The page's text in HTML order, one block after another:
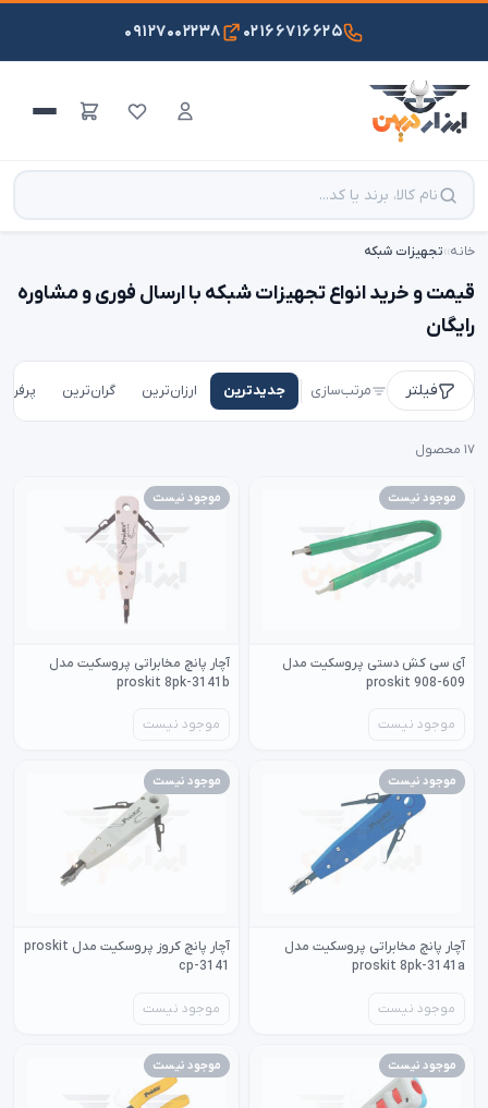
۰۲۱۶۶۷۱۶۶۲۵ ۰۹۱۲۷۰۰۲۲۳۸
خانه›
›تجهیزات شبکه
قیمت و خرید انواع تجهیزات شبکه با ارسال فوری و مشاوره
رایگان
فیلتر مرتب‌سازی جدیدترین ارزان‌ترین گران‌ترین
۱۷ محصول
موجود نیست
آی سی کش دستی پروسکیت مدل
proskit 908-609
موجود نیست
موجود نیست
آچار پانچ مخابراتی پروسکیت مدل
proskit 8pk-3141b
موجود نیست
موجود نیست
آچار پانچ مخابراتی پروسکیت مدل
proskit 8pk-3141a
موجود نیست
موجود نیست
آچار پانچ کروز پروسکیت مدل proskit
cp-3141
موجود نیست
موجود نیست موجود نیست